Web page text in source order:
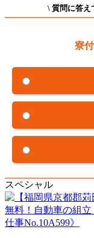
\ 質問に答え
寮
スペシャル